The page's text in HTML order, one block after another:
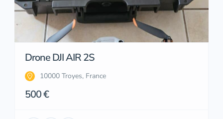
Drone DJI AIR 2S
10000 Troyes, France
500 €